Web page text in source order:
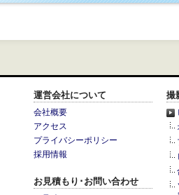
運営会社について
会社概要
アクセス
プライバシーポリシー
採用情報
お見積もり･お問い合わせ
撮